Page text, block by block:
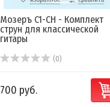
Мозеръ C1-CH - Комплект
струн для классической
гитары
(0)
700 руб.